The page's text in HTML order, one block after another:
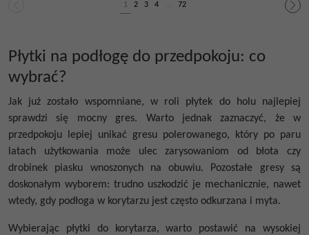
1 2 3 4 ... 72
Płytki na podłogę do przedpokoju: co
wybrać?
Jak już zostało wspomniane, w roli płytek do holu najlepiej
sprawdzi się mocny gres. Warto jednak zaznaczyć, że w
przedpokoju lepiej unikać gresu polerowanego, który po paru
latach użytkowania może ulec zarysowaniom od błota czy
drobinek piasku wnoszonych na obuwiu. Pozostałe gresy są
doskonałym wyborem: trudno uszkodzić je mechanicznie, nawet
wtedy, gdy podłoga w korytarzu jest często odkurzana i myta.
Wybierając płytki do korytarza, warto postawić na wysokiej